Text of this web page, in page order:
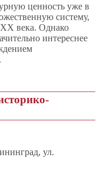
ценность уже в
систему,
ХХ века. Однако
интереснее
ул.